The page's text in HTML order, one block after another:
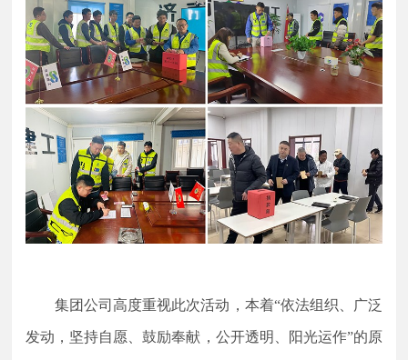
集团公司高度重视此次活动，本着“依法组织、广泛
发动，坚持自愿、鼓励奉献，公开透明、阳光运作”的原